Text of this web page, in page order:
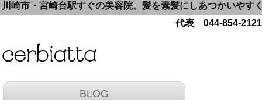
市・宮崎台駅すぐの美容院。髪を素髪にしあつかいやすく
代表 044-854-2121
BLOG